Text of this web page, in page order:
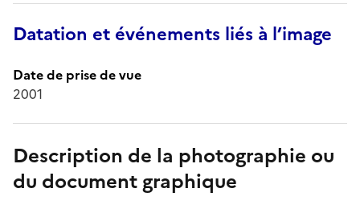
Datation et événements liés à l’image
Date de prise de vue
2001
Description de la photographie ou
du document graphique